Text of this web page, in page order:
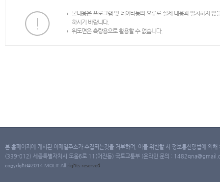
본내용은 프로그램 및 데이타등의 오류로 실제 내용과 일치하지
하시기 바랍니다.
위도면은 측량용으로 활용할 수 없습니다.
본 홈페이지에 게시된 이메일주소가 수집되는것을 거부하며, 이를 위반할 시 정보통신망법에 의
(339-012) 세종특별자치시 도움6로 11(어진동) 국토교통부 (온라인 문의 :
copyright@2014 MOLIT All rights reserved.